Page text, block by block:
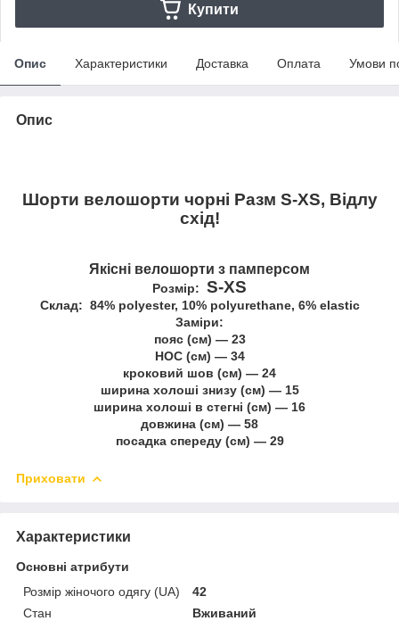
Купити
Опис Характеристики Доставка Оплата Умови
Опис
Шорти велошорти чорні Разм S-XS, Відлу
схід!
Якісні велошорти з памперсом
Розмір: S-XS
Склад: 84% polyester, 10% polyurethane, 6% elastic
Заміри:
пояс (см) — 23
НОС (см) — 34
кроковий шов (см) — 24
ширина холоші знизу (см) — 15
ширина холоші в стегні (см) — 16
довжина (см) — 58
посадка спереду (см) — 29
Приховати
Характеристики
Основні атрибути
Розмір жіночого одягу (UA)
42
Стан
Вживаний